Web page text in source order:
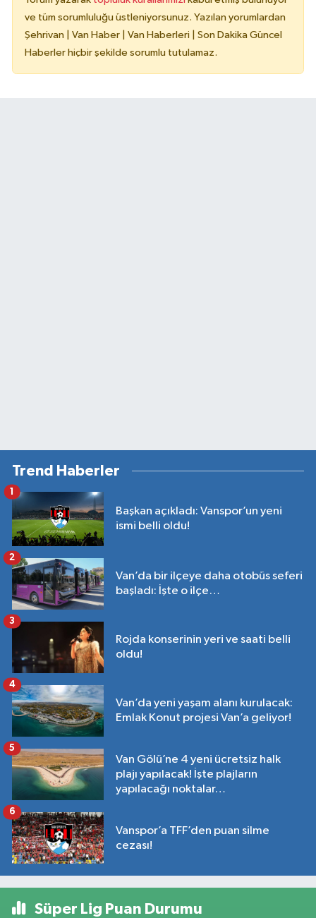
ve tüm sorumluluğu üstleniyorsunuz. Yazılan yorumlardan
Şehrivan | Van Haber | Van Haberleri | Son Dakika Güncel
Haberler hiçbir şekilde sorumlu tutulamaz.
Trend Haberler
Başkan açıkladı: Vanspor’un yeni
ismi belli oldu!
1
Van’da bir ilçeye daha otobüs seferi
başladı: İşte o ilçe…
2
Rojda konserinin yeri ve saati belli
oldu!
3
Van’da yeni yaşam alanı kurulacak:
Emlak Konut projesi Van’a geliyor!
4
Van Gölü’ne 4 yeni ücretsiz halk
plajı yapılacak! İşte plajların
yapılacağı noktalar…
5
Vanspor’a TFF’den puan silme
cezası!
6
Süper Lig Puan Durumu